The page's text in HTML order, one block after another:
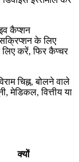
कैप्शन
के लिए
करें, फिर कैप्चर
चिह्न, बोलने वाले
मेडिकल, वित्तीय या
क्यों